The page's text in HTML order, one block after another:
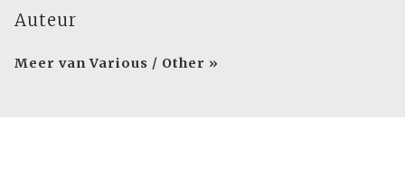
Auteur
Meer van Various / Other »